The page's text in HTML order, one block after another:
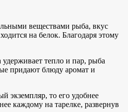
веществами рыба, вкус
на белок. Благодаря этому
удерживает тепло и пар, рыба
придают блюду аромат и
экземпляр, то его удобнее
каждому на тарелке, развернув